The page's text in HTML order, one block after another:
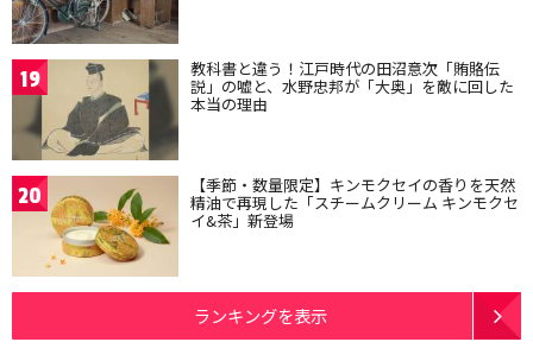
19 教科書と違う！江戸時代の田沼意次「賄賂伝
説」の嘘と、水野忠邦が「大奥」を敵に回した
本当の理由
20 【季節・数量限定】キンモクセイの香りを天然
精油で再現した「スチームクリーム キンモクセ
イ&茶」新登場
ランキングを表示